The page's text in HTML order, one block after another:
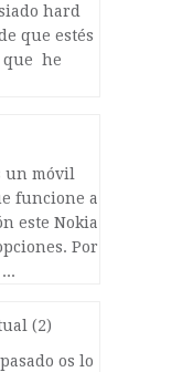
hard
que estés
que he
un móvil
funcione a
este Nokia
Por
(2)
os lo